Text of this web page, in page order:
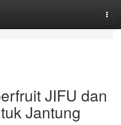
JIFU dan
Jantung